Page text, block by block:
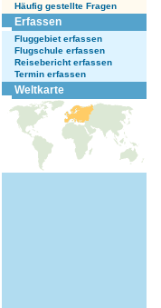
Häufig gestellte Fragen
Erfassen
Fluggebiet erfassen
Flugschule erfassen
Reisebericht erfassen
Termin erfassen
Weltkarte